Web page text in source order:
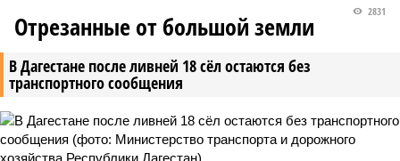
В Дагестане после ливней 18 сёл остаются без
транспортного сообщения
2831
Отрезанные от большой земли